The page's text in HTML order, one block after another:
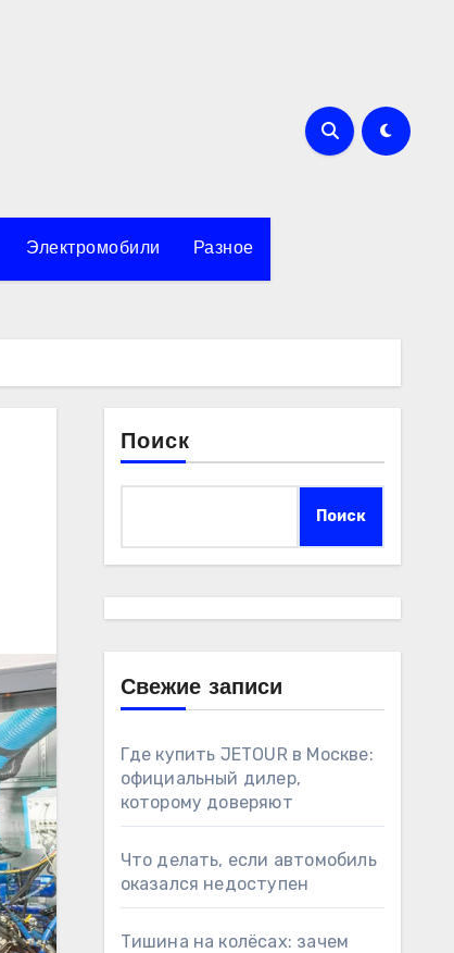
Электромобили Разное
Поиск
Поиск
Свежие записи
Где купить JETOUR в Москве:
официальный дилер,
которому доверяют
Что делать, если автомобиль
оказался недоступен
Тишина на колёсах: зачем